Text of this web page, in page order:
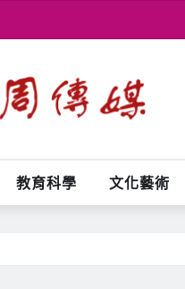
教育科學 文化藝術